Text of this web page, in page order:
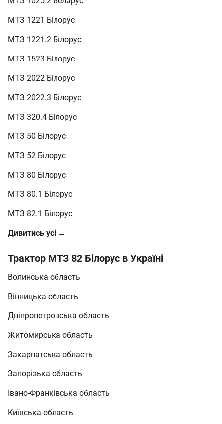
МТЗ 1221 Білорус
МТЗ 1221.2 Білорус
МТЗ 1523 Білорус
МТЗ 2022 Білорус
МТЗ 2022.3 Білорус
МТЗ 320.4 Білорус
МТЗ 50 Білорус
МТЗ 52 Білорус
МТЗ 80 Білорус
МТЗ 80.1 Білорус
МТЗ 82.1 Білорус
Дивитись усі →
Трактор МТЗ 82 Білорус в Україні
Волинська область
Вінницька область
Дніпропетровська область
Житомирська область
Закарпатська область
Запорізька область
Івано-Франківська область
Київська область